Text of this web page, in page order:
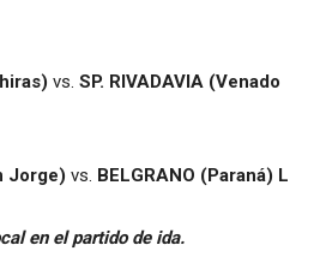
vs. SP. RIVADAVIA (Venado
Jorge) vs. BELGRANO (Paraná) L
en el partido de ida.